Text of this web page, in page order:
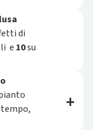
di
e 10su